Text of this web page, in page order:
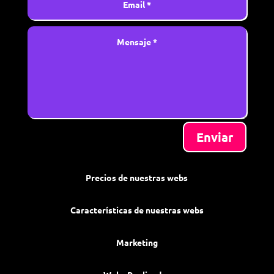
Enviar
Precios de nuestras webs
Características de nuestras webs
Marketing